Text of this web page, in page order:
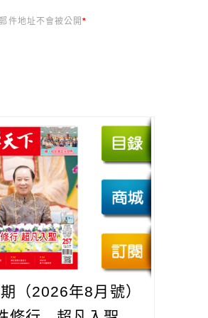
件地址不會被公開*
（2026年8月號）